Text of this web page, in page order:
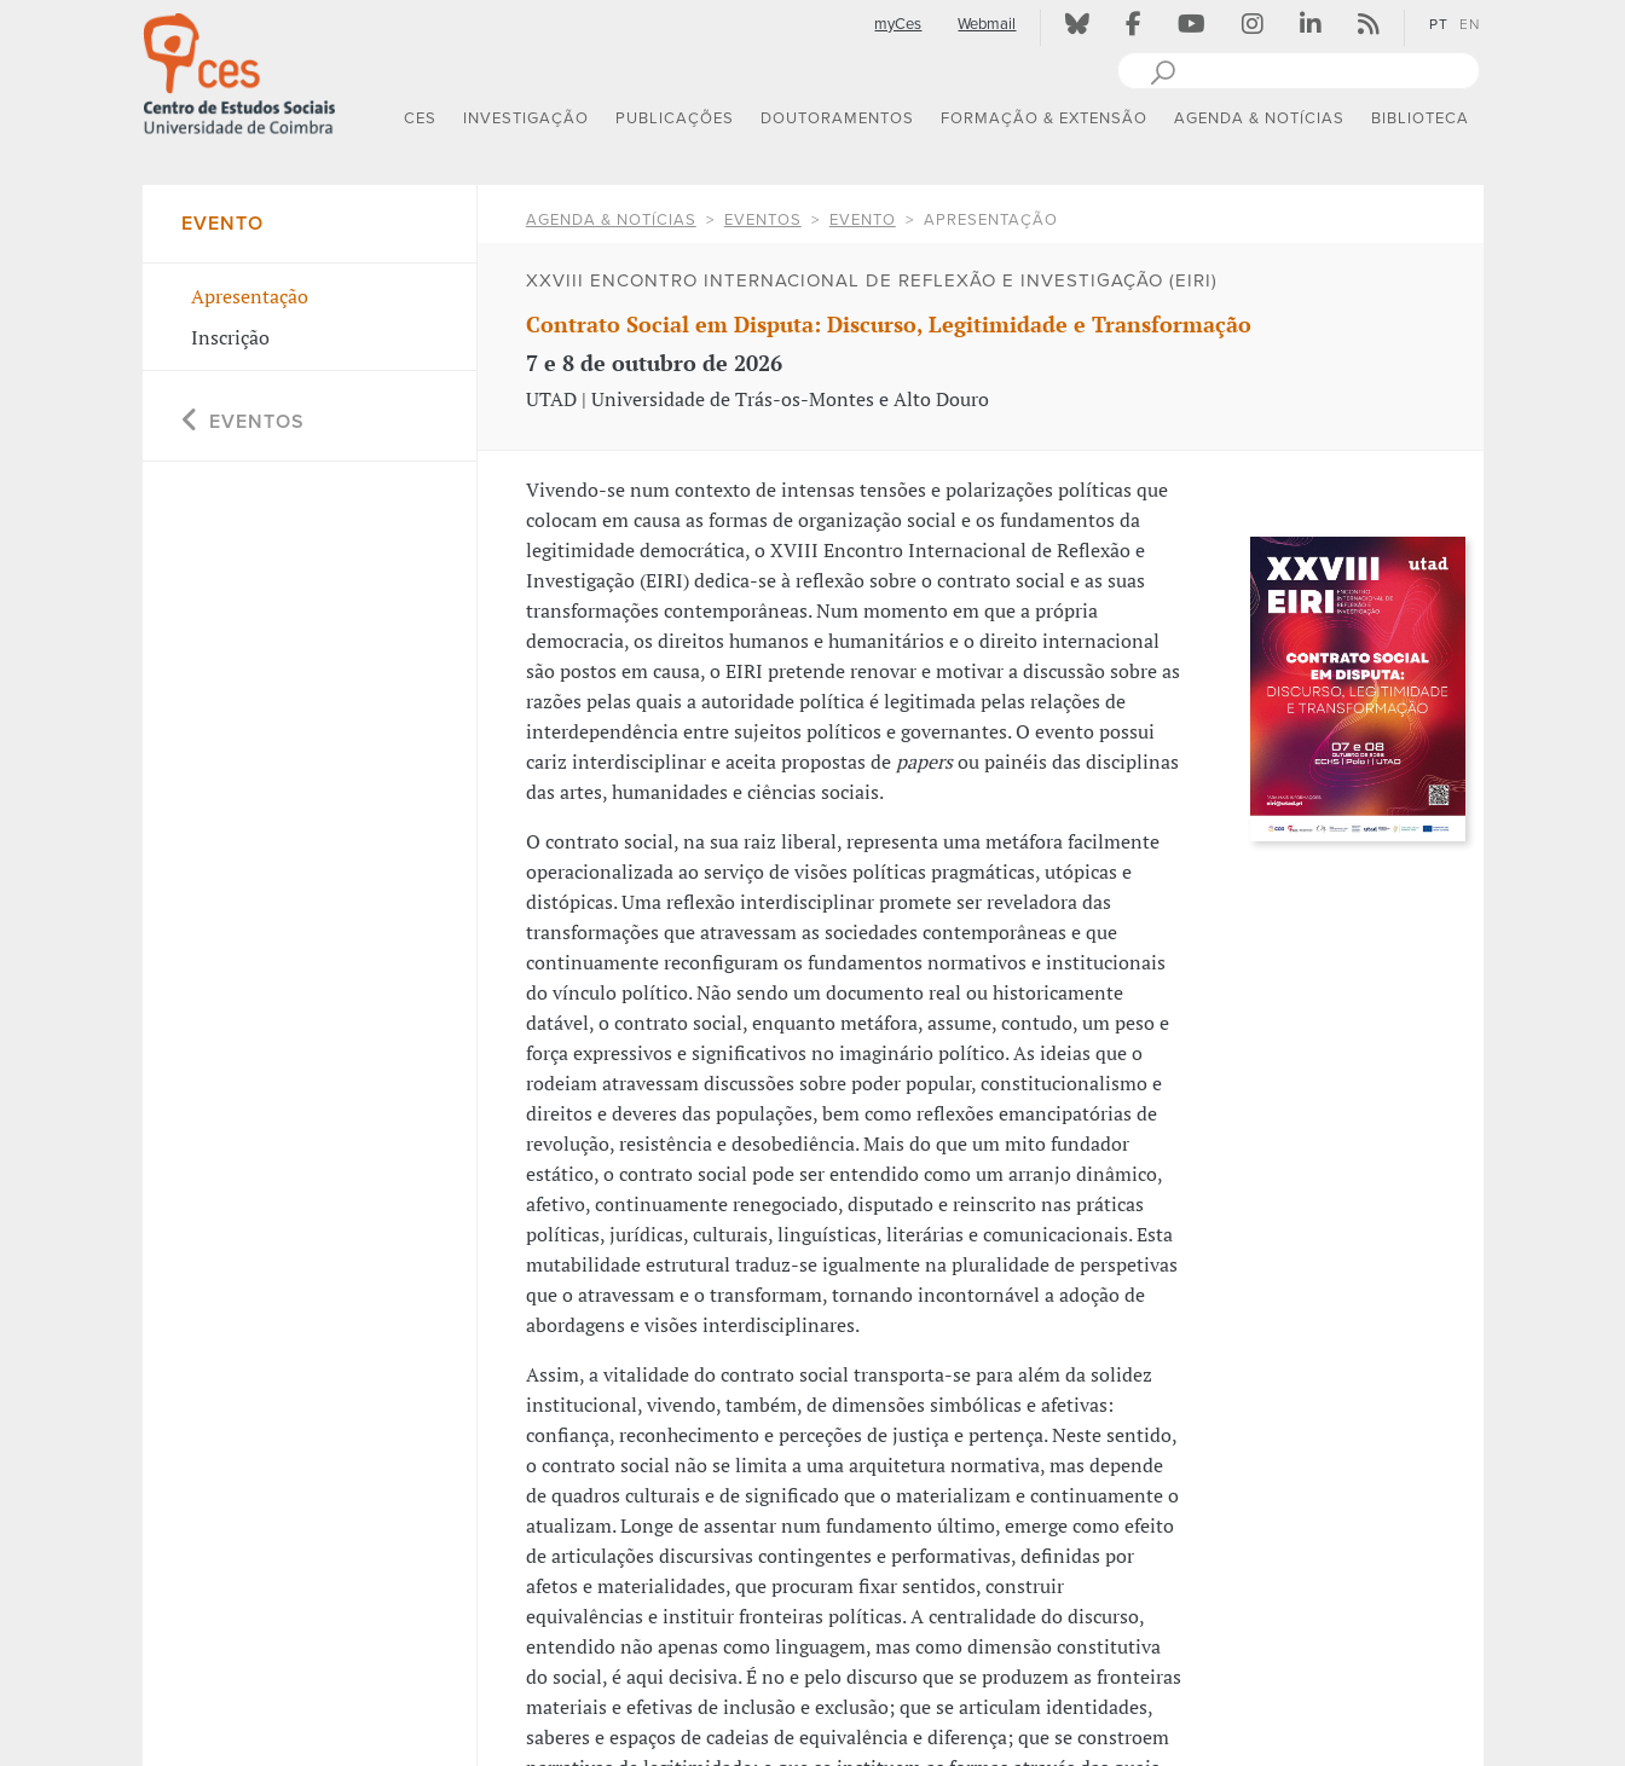
myCes Webmail PT EN
CES INVESTIGAÇÃO PUBLICAÇÕES DOUTORAMENTOS FORMAÇÃO & EXTENSÃO AGENDA & NOTÍCIAS BIBLIOTECA
EVENTO
Apresentação
Inscrição
EVENTOS
AGENDA & NOTÍCIAS EVENTOS EVENTO APRESENTAÇÃO
XXVIII ENCONTRO INTERNACIONAL DE REFLEXÃO E INVESTIGAÇÃO (EIRI)
Contrato Social em Disputa: Discurso, Legitimidade e Transformação
7 e 8 de outubro de 2026
UTAD | Universidade de Trás-os-Montes e Alto Douro
Vivendo-se num contexto de intensas tensões e polarizações políticas que
colocam em causa as formas de organização social e os fundamentos da
legitimidade democrática, o XVIII Encontro Internacional de Reflexão e
Investigação (EIRI) dedica-se à reflexão sobre o contrato social e as suas
transformações contemporâneas. Num momento em que a própria
democracia, os direitos humanos e humanitários e o direito internacional
são postos em causa, o EIRI pretende renovar e motivar a discussão sobre as
razões pelas quais a autoridade política é legitimada pelas relações de
interdependência entre sujeitos políticos e governantes. O evento possui
cariz interdisciplinar e aceita propostas de papersou painéis das disciplinas
das artes, humanidades e ciências sociais.
O contrato social, na sua raiz liberal, representa uma metáfora facilmente
operacionalizada ao serviço de visões políticas pragmáticas, utópicas e
distópicas. Uma reflexão interdisciplinar promete ser reveladora das
transformações que atravessam as sociedades contemporâneas e que
continuamente reconfiguram os fundamentos normativos e institucionais
do vínculo político. Não sendo um documento real ou historicamente
datável, o contrato social, enquanto metáfora, assume, contudo, um peso e
força expressivos e significativos no imaginário político. As ideias que o
rodeiam atravessam discussões sobre poder popular, constitucionalismo e
direitos e deveres das populações, bem como reflexões emancipatórias de
revolução, resistência e desobediência. Mais do que um mito fundador
estático, o contrato social pode ser entendido como um arranjo dinâmico,
afetivo, continuamente renegociado, disputado e reinscrito nas práticas
políticas, jurídicas, culturais, linguísticas, literárias e comunicacionais. Esta
mutabilidade estrutural traduz-se igualmente na pluralidade de perspetivas
que o atravessam e o transformam, tornando incontornável a adoção de
abordagens e visões interdisciplinares.
Assim, a vitalidade do contrato social transporta-se para além da solidez
institucional, vivendo, também, de dimensões simbólicas e afetivas:
confiança, reconhecimento e perceções de justiça e pertença. Neste sentido,
o contrato social não se limita a uma arquitetura normativa, mas depende
de quadros culturais e de significado que o materializam e continuamente o
atualizam. Longe de assentar num fundamento último, emerge como efeito
de articulações discursivas contingentes e performativas, definidas por
afetos e materialidades, que procuram fixar sentidos, construir
equivalências e instituir fronteiras políticas. A centralidade do discurso,
entendido não apenas como linguagem, mas como dimensão constitutiva
do social, é aqui decisiva. É no e pelo discurso que se produzem as fronteiras
materiais e efetivas de inclusão e exclusão; que se articulam identidades,
saberes e espaços de cadeias de equivalência e diferença; que se constroem